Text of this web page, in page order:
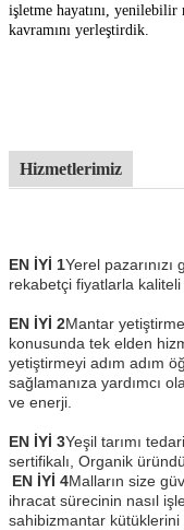
işletme hayatını,
kavramını yerleştirdik.
Hizmetlerimiz
EN İYİ 1Yerel
rekabetçi fiyatlarla kaliteli
EN İYİ 2Mantar
konusunda tek elden
yetiştirmeyi adım adım
sağlamanıza yardımcı
ve enerji.
EN İYİ 3Yeşil tarımı
sertifikalı, Organik
EN İYİ 4Malların size
ihracat sürecinin nasıl
sahibizmantar kütüklerini